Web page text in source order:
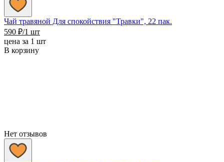
Чай травяной Для спокойствия "Травки", 22 пак.
590 ₽/1 шт
цена за 1 шт
В корзину
Нет отзывов